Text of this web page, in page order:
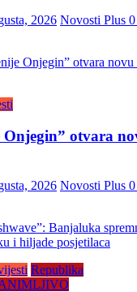
2026 Novosti Plus
otvara
2026 Novosti Plus
Republika